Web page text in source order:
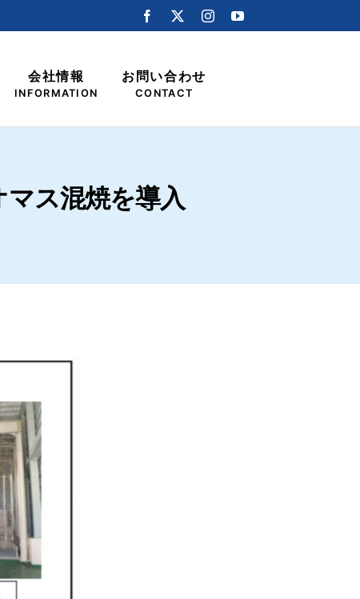
会社情報
INFORMATION
お問い合わせ
CONTACT
マス混焼を導入